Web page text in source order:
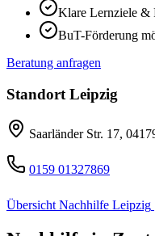
Klare Lernziele &
BuT-Förderung
Beratung anfragen
Standort Leipzig
Saarländer Str. 17,
0159 01327869
Übersicht Nachhilfe Leipzig